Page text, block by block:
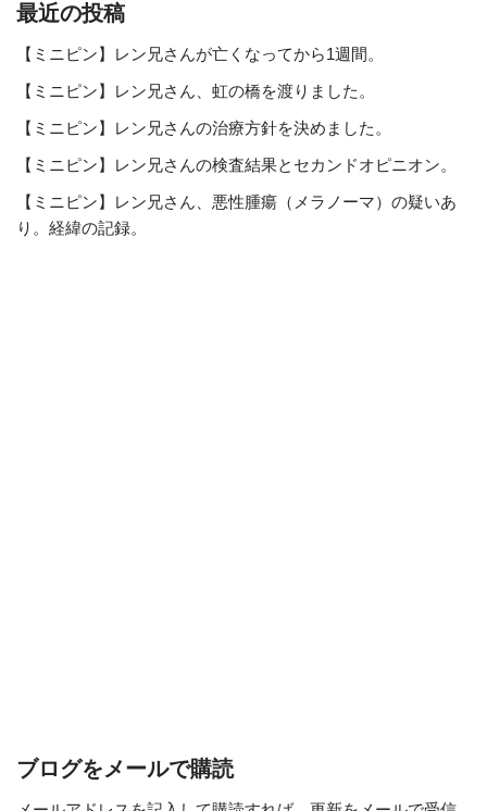
最近の投稿
【ミニピン】レン兄さんが亡くなってから1週間。
【ミニピン】レン兄さん、虹の橋を渡りました。
【ミニピン】レン兄さんの治療方針を決めました。
【ミニピン】レン兄さんの検査結果とセカンドオピニオン。
【ミニピン】レン兄さん、悪性腫瘍（メラノーマ）の疑いあ
り。経緯の記録。
ブログをメールで購読